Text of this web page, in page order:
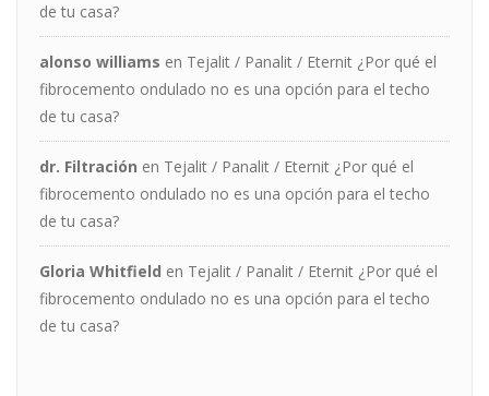
de tu casa?
alonso williams en Tejalit / Panalit / Eternit ¿Por qué el
fibrocemento ondulado no es una opción para el techo
de tu casa?
dr. Filtración en Tejalit / Panalit / Eternit ¿Por qué el
fibrocemento ondulado no es una opción para el techo
de tu casa?
Gloria Whitfield en Tejalit / Panalit / Eternit ¿Por qué el
fibrocemento ondulado no es una opción para el techo
de tu casa?